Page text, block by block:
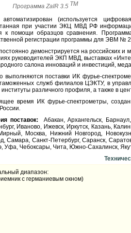
Программа ZaIR 3.5 ТМ
(используется
при участии ЭКЦ МВД РФ
к помощи образцов сравнения.
регистрации программы для ЭВМ №
демонстрируется на российских
руководителей ЭКП МВД, выставках
салона инноваций и инвестиций,
выполняются поставки ИК фурье-
служб филиалов ЦЭКТУ, в
различного профиля, а также в
время ИК фурье-спектрометры,
поставок: Абакан, Архангельск,
Иваново, Ижевск, Иркутск, Казань,
Москва, Нижний Новгород,
Самара, Санкт-Петербург, Саранск,
Уфа, Чебоксары, Чита, Южно-Сахалинск,
диапазон:
с германиевым окном)